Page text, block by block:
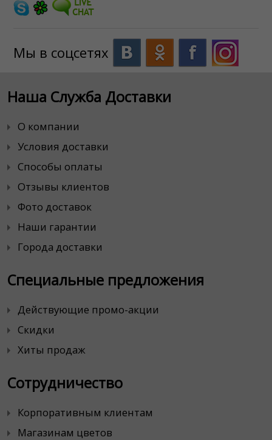
Мы в соцсетях
Наша Служба Доставки
О компании
Условия доставки
Способы оплаты
Отзывы клиентов
Фото доставок
Наши гарантии
Города доставки
Специальные предложения
Действующие промо-акции
Скидки
Хиты продаж
Сотрудничество
Корпоративным клиентам
Магазинам цветов